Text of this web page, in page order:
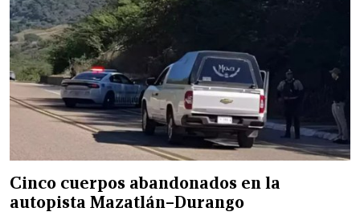
Cinco cuerpos abandonados en la
autopista Mazatlán–Durango